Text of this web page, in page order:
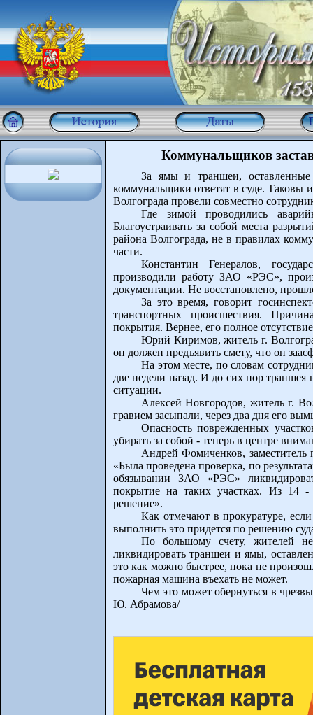
Коммунальщиков
За ямы и траншеи,
коммунальщики ответят в суде. Таковы
Волгограда провели совместно
Где зимой проводились
Благоустраивать за собой места
района Волгограда, не в правилах
части.
Константин Генералов,
производили работу ЗАО «РЭС»,
документации. Не восстановлено,
За это время, говорит
транспортных происшествия.
покрытия. Вернее, его полное
Юрий Киримов, житель г.
он должен предъявить смету, что он
На этом месте, по словам
две недели назад. И до сих пор
ситуации.
Алексей Новгородов, житель г.
гравием засыпали, через два дня его
Опасность поврежденных
убирать за собой - теперь в центре
Андрей Фомиченков, заместитель
«Была проведена проверка, по
обязывании ЗАО «РЭС»
покрытие на таких участках. Из 14
решение».
Как отмечают в прокуратуре,
выполнить это придется по решению
По большому счету, жителей не
ликвидировать траншеи и ямы,
это как можно быстрее, пока не
пожарная машина въехать не может.
Чем это может обернуться в
Ю. Абрамова/